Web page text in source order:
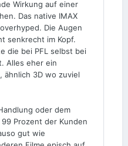
Wirkung auf einer
Das native IMAX
Die Augen
senkrecht im Kopf.
die bei PFL selbst bei
Alles eher ein
ähnlich 3D wo zuviel
oder dem
Prozent der Kunden
gut wie